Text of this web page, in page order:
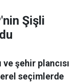
Şişli
ve şehir plancısı
seçimlerde